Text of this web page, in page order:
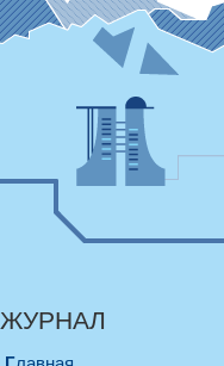
ЖУРНАЛ